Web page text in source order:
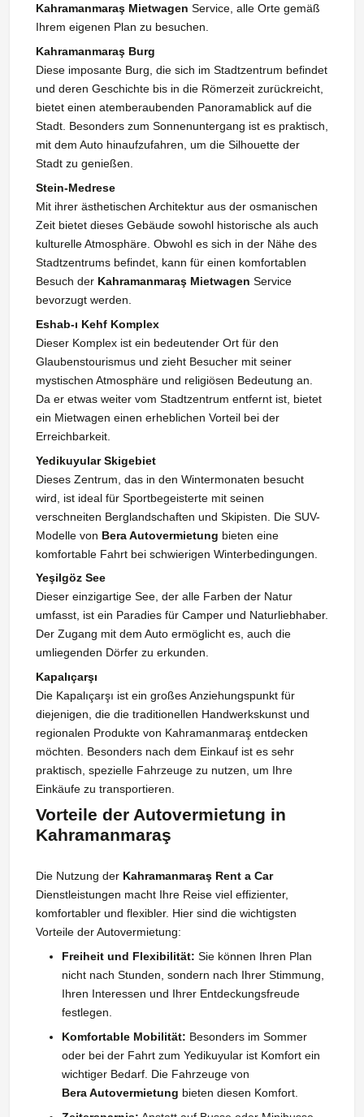
Kahramanmaraş Mietwagen Service, alle Orte gemäß
Ihrem eigenen Plan zu besuchen.
Kahramanmaraş Burg
Diese imposante Burg, die sich im Stadtzentrum befindet
und deren Geschichte bis in die Römerzeit zurückreicht,
bietet einen atemberaubenden Panoramablick auf die
Stadt. Besonders zum Sonnenuntergang ist es praktisch,
mit dem Auto hinaufzufahren, um die Silhouette der
Stadt zu genießen.
Stein-Medrese
Mit ihrer ästhetischen Architektur aus der osmanischen
Zeit bietet dieses Gebäude sowohl historische als auch
kulturelle Atmosphäre. Obwohl es sich in der Nähe des
Stadtzentrums befindet, kann für einen komfortablen
Besuch der Kahramanmaraş Mietwagen Service
bevorzugt werden.
Eshab-ı Kehf Komplex
Dieser Komplex ist ein bedeutender Ort für den
Glaubenstourismus und zieht Besucher mit seiner
mystischen Atmosphäre und religiösen Bedeutung an.
Da er etwas weiter vom Stadtzentrum entfernt ist, bietet
ein Mietwagen einen erheblichen Vorteil bei der
Erreichbarkeit.
Yedikuyular Skigebiet
Dieses Zentrum, das in den Wintermonaten besucht
wird, ist ideal für Sportbegeisterte mit seinen
verschneiten Berglandschaften und Skipisten. Die SUV-
Modelle von Bera Autovermietung bieten eine
komfortable Fahrt bei schwierigen Winterbedingungen.
Yeşilgöz See
Dieser einzigartige See, der alle Farben der Natur
umfasst, ist ein Paradies für Camper und Naturliebhaber.
Der Zugang mit dem Auto ermöglicht es, auch die
umliegenden Dörfer zu erkunden.
Kapalıçarşı
Die Kapalıçarşı ist ein großes Anziehungspunkt für
diejenigen, die die traditionellen Handwerkskunst und
regionalen Produkte von Kahramanmaraş entdecken
möchten. Besonders nach dem Einkauf ist es sehr
praktisch, spezielle Fahrzeuge zu nutzen, um Ihre
Einkäufe zu transportieren.
Vorteile der Autovermietung in
Kahramanmaraş
Die Nutzung der Kahramanmaraş Rent a Car
Dienstleistungen macht Ihre Reise viel effizienter,
komfortabler und flexibler. Hier sind die wichtigsten
Vorteile der Autovermietung:
Freiheit und Flexibilität: Sie können Ihren Plan
nicht nach Stunden, sondern nach Ihrer Stimmung,
Ihren Interessen und Ihrer Entdeckungsfreude
festlegen.
Komfortable Mobilität: Besonders im Sommer
oder bei der Fahrt zum Yedikuyular ist Komfort ein
wichtiger Bedarf. Die Fahrzeuge von
Bera Autovermietung bieten diesen Komfort.